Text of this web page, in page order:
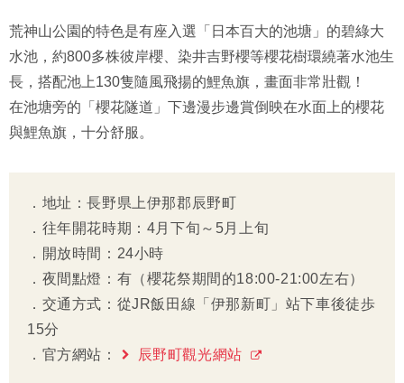
荒神山公園的特色是有座入選「日本百大的池塘」的碧綠大
水池，約800多株彼岸櫻、染井吉野櫻等櫻花樹環繞著水池生
長，搭配池上130隻隨風飛揚的鯉魚旗，畫面非常壯觀！
在池塘旁的「櫻花隧道」下邊漫步邊賞倒映在水面上的櫻花
與鯉魚旗，十分舒服。
．地址：長野県上伊那郡辰野町
．往年開花時期：4月下旬～5月上旬
．開放時間：24小時
．夜間點燈：有（櫻花祭期間的18:00-21:00左右）
．交通方式：從JR飯田線「伊那新町」站下車後徒歩
15分
．官方網站：
辰野町觀光網站